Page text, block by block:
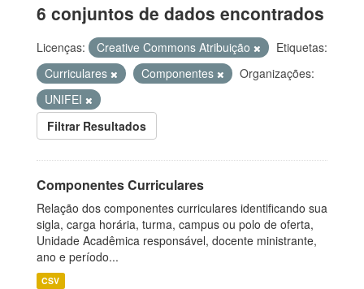
6 conjuntos de dados encontrados
Licenças: Creative Commons Atribuição
Etiquetas:
Curriculares
Componentes
Organizações:
UNIFEI
Filtrar Resultados
Componentes Curriculares
Relação dos componentes curriculares identificando sua
sigla, carga horária, turma, campus ou polo de oferta,
Unidade Acadêmica responsável, docente ministrante,
ano e período...
CSV